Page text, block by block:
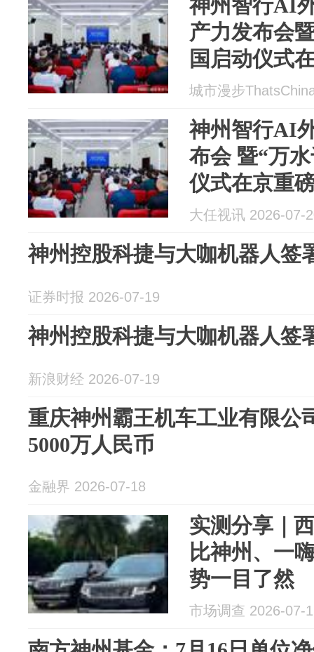
神州智行AI
产力发布会
国启动仪式
城市漫步
神州智行AI
布会 暨“万
仪式在京重
大任视讯 2026-07-
神州控股科捷与大咖机器人签
证券时报 2026-07-19
神州控股科捷与大咖机器人签
新浪财经 2026-07-19
重庆神州霸王机车工业有限公
5000万人民币
金融界 2026-07-18
实测分享｜
比神州、一
势一目了然
市场调查 2026-07-